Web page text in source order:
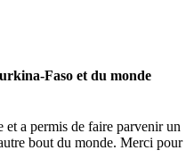
Faso et du monde
et a permis de faire parvenir un
bout du monde. Merci pour